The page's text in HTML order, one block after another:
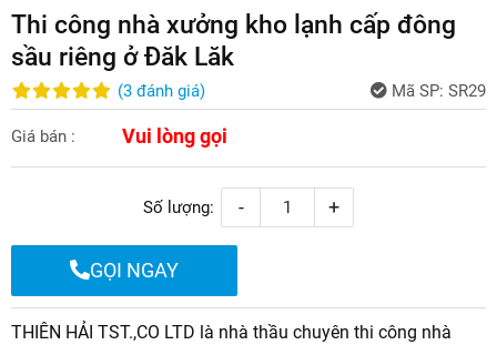
Thi công nhà xưởng kho lạnh cấp đông
sầu riêng ở Đăk Lăk
(3 đánh giá) Mã SP: SR29
Giá bán : Vui lòng gọi
Số lượng: - +
GỌI NGAY
THIÊN HẢI TST.,CO LTD là nhà thầu chuyên thi công nhà